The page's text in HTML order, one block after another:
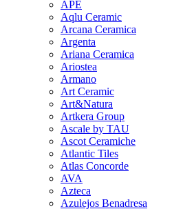
APE
Aqlu Ceramic
Arcana Ceramica
Argenta
Ariana Ceramica
Ariostea
Armano
Art Ceramic
Art&Natura
Artkera Group
Ascale by TAU
Ascot Ceramiche
Atlantic Tiles
Atlas Concorde
AVA
Azteca
Azulejos Benadresa